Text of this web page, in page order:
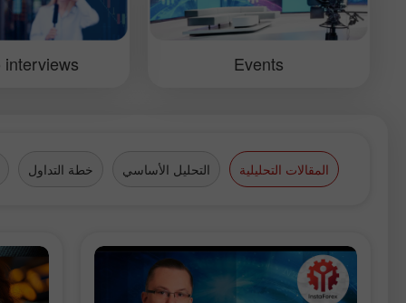
Events
interviews
المقالات التحليلية التحليل الأساسي خطة التداول